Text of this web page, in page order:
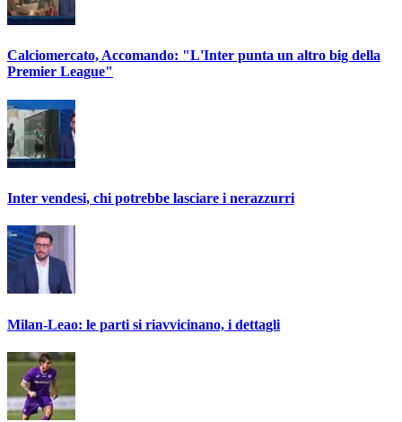
Calciomercato, Accomando: "L'Inter punta un altro big della
Premier League"
Inter vendesi, chi potrebbe lasciare i nerazzurri
Milan-Leao: le parti si riavvicinano, i dettagli